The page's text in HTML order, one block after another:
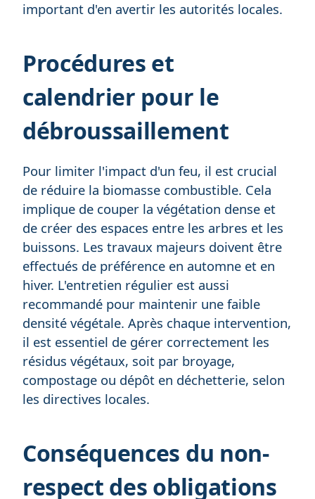
important d'en avertir les autorités locales.
Procédures et
calendrier pour le
débroussaillement
Pour limiter l'impact d'un feu, il est crucial
de réduire la biomasse combustible. Cela
implique de couper la végétation dense et
de créer des espaces entre les arbres et les
buissons. Les travaux majeurs doivent être
effectués de préférence en automne et en
hiver. L'entretien régulier est aussi
recommandé pour maintenir une faible
densité végétale. Après chaque intervention,
il est essentiel de gérer correctement les
résidus végétaux, soit par broyage,
compostage ou dépôt en déchetterie, selon
les directives locales.
Conséquences du non-
respect des obligations